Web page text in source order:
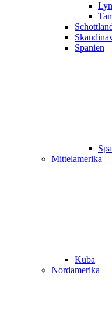
Spanien
Mittelamerika
Kuba
Nordamerika